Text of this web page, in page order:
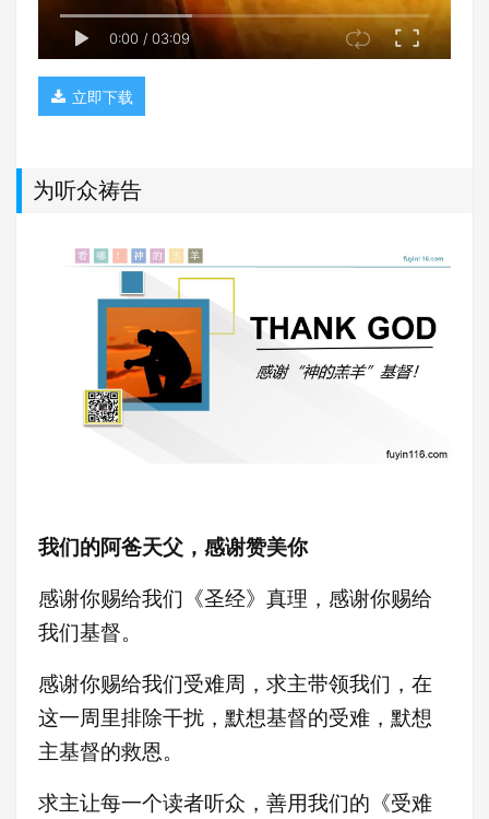
0:00 / 03:09
立即下载
为听众祷告
我们的阿爸天父，感谢赞美你
感谢你赐给我们《圣经》真理，感谢你赐给
我们基督。
感谢你赐给我们受难周，求主带领我们，在
这一周里排除干扰， 默想基督的受难，默想
主基督的救恩。
求主让每一个读者听众，善用我们的《受难